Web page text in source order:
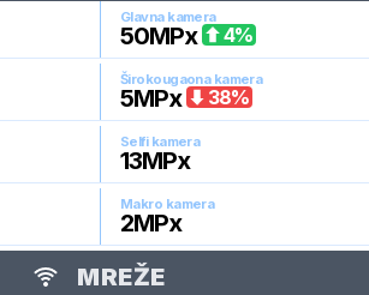
Glavna kamera
50MPx 4%
Širokougaona kamera
5MPx 38%
Selfi kamera
13MPx
Makro kamera
2MPx
MREŽE